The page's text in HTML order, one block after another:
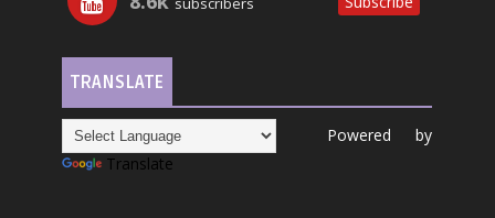
TRANSLATE
Powered by
Translate